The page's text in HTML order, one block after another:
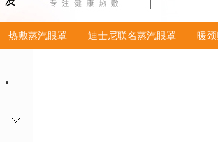
热敷蒸汽眼罩 迪士尼联名蒸汽眼罩 暖